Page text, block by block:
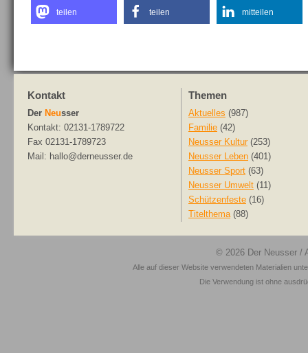
teilen teilen mitteilen
Kontakt
Der Neusser
Kontakt: 02131-1789722
Fax 02131-1789723
Mail: hallo@derneusser.de
Themen
Aktuelles (987)
Familie (42)
Neusser Kultur (253)
Neusser Leben (401)
Neusser Sport (63)
Neusser Umwelt (11)
Schützenfeste (16)
Titelthema(88)
© 2026 Der Neusser /
Alle auf dieser Website verwendeten Materialien
Die Verwendung ist ohne